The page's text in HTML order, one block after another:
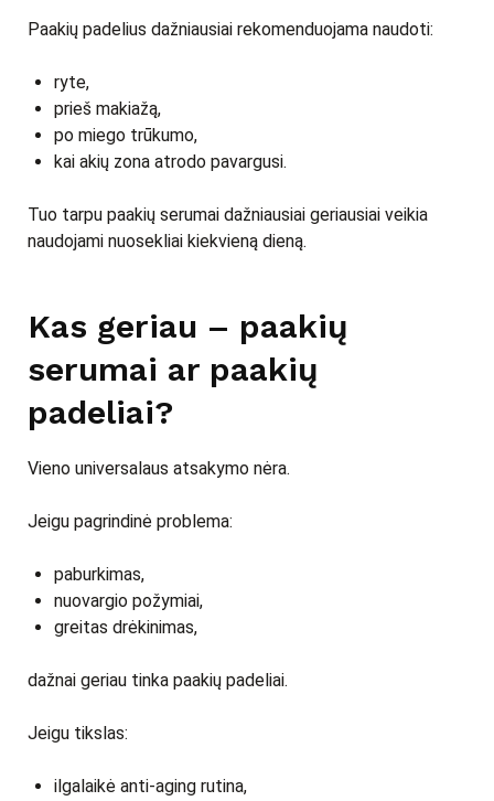
Paakių padelius dažniausiai rekomenduojama naudoti:
ryte,
prieš makiažą,
po miego trūkumo,
kai akių zona atrodo pavargusi.
Tuo tarpu paakių serumai dažniausiai geriausiai veikia
naudojami nuosekliai kiekvieną dieną.
Kas geriau – paakių
serumai ar paakių
padeliai?
Vieno universalaus atsakymo nėra.
Jeigu pagrindinė problema:
paburkimas,
nuovargio požymiai,
greitas drėkinimas,
dažnai geriau tinka paakių padeliai.
Jeigu tikslas:
ilgalaikė anti-aging rutina,